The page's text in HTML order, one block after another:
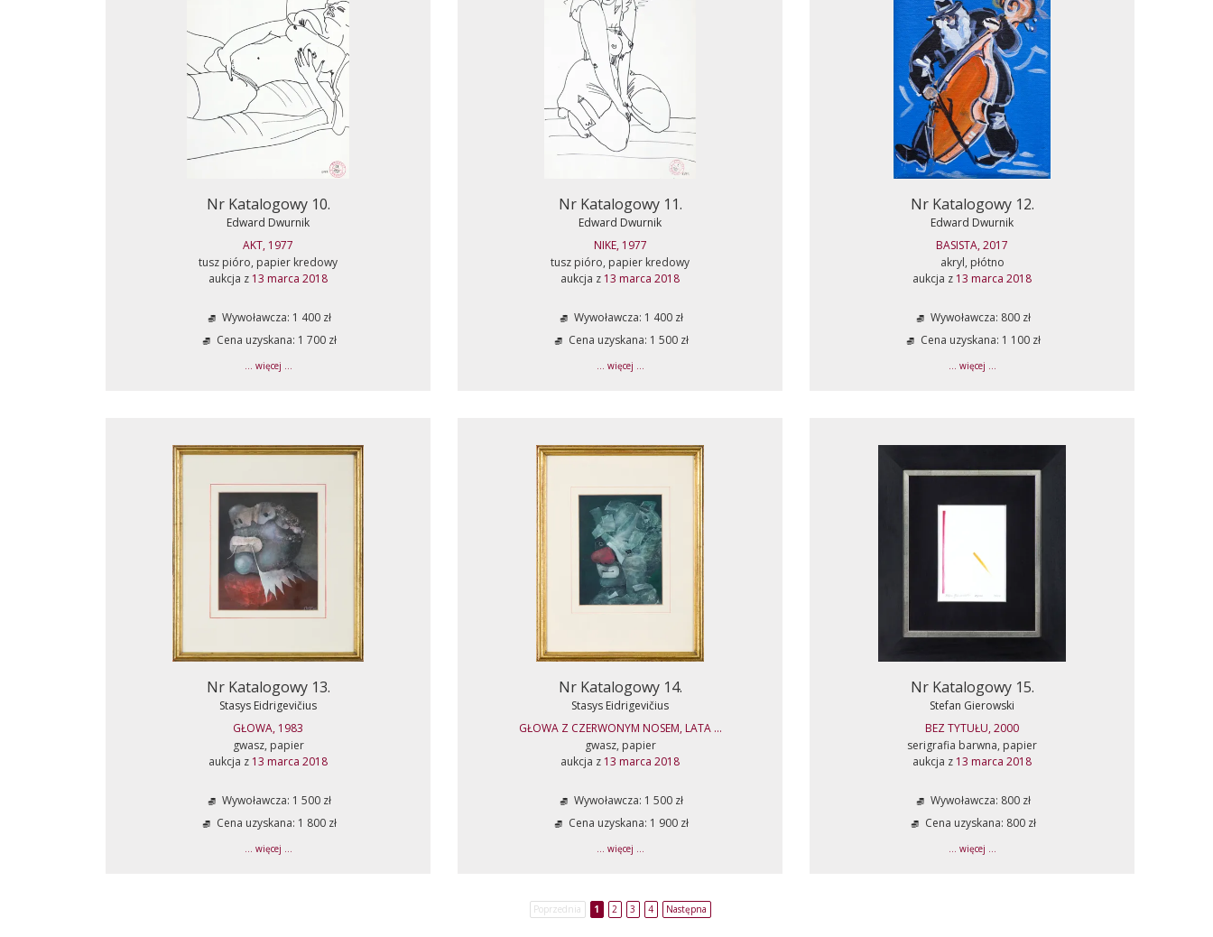
Nr Katalogowy 10.
Edward Dwurnik
AKT, 1977
tusz pióro, papier kredowy
aukcja z 13 marca 2018
Wywoławcza: 1 400 zł
Cena uzyskana: 1 700 zł
... więcej ...
Nr Katalogowy 11.
Edward Dwurnik
NIKE, 1977
tusz pióro, papier kredowy
aukcja z 13 marca 2018
Wywoławcza: 1 400 zł
Cena uzyskana: 1 500 zł
... więcej ...
Nr Katalogowy 12.
Edward Dwurnik
BASISTA, 2017
akryl, płótno
aukcja z 13 marca 2018
Wywoławcza: 800 zł
Cena uzyskana: 1 100 zł
... więcej ...
Nr Katalogowy 13.
Stasys Eidrigevičius
GŁOWA, 1983
gwasz, papier
aukcja z 13 marca 2018
Wywoławcza: 1 500 zł
Cena uzyskana: 1 800 zł
... więcej ...
Nr Katalogowy 14.
Stasys Eidrigevičius
GŁOWA Z CZERWONYM NOSEM, LATA ...
gwasz, papier
aukcja z 13 marca 2018
Wywoławcza: 1 500 zł
Cena uzyskana: 1 900 zł
... więcej ...
Nr Katalogowy 15.
Stefan Gierowski
BEZ TYTUŁU, 2000
serigrafia barwna, papier
aukcja z 13 marca 2018
Wywoławcza: 800 zł
Cena uzyskana: 800 zł
... więcej ...
Poprzednia 1 2 3 4 Następna